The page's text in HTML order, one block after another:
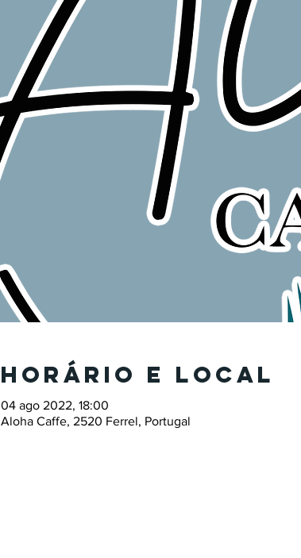
Horário e local
04 ago 2022, 18:00
Aloha Caffe, 2520 Ferrel, Portugal